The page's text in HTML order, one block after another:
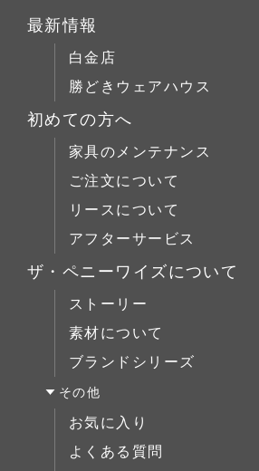
チェア
キャビネット
コーヒーテーブル
ローボード
チェスト
ブックケース
デスク
ベッド
ミラー/スモールアイテム
サイドボード
展示中
リフォーム
パイン材
チェリー材
テーブルALL
テーブルS
テーブルM
テーブルL
ブックケース
デスク
ベッド
ミラー/スモールアイテム
サイドボード
展示中
最新情報
白金店
勝どきウェアハウス
初めての方へ
家具のメンテナンス
ご注文について
リースについて
アフターサービス
ザ・ペニーワイズについて
ストーリー
素材について
ブランドシリーズ
その他
お気に入り
よくある質問